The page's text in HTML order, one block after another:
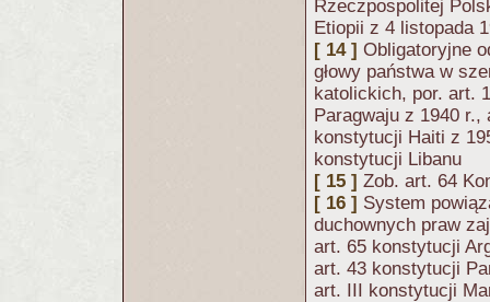
Rzeczpospolitej
Etiopii z 4 listopada
[ 14 ] Obligatoryjne
głowy państwa w
katolickich, por. art.
Paragwaju z 1940
konstytucji Haiti z
konstytucji Libanu
[ 15 ] Zob. art. 64
[ 16 ] System
duchownych praw
art. 65 konstytucji
art. 43 konstytucji
art. III konstytucji